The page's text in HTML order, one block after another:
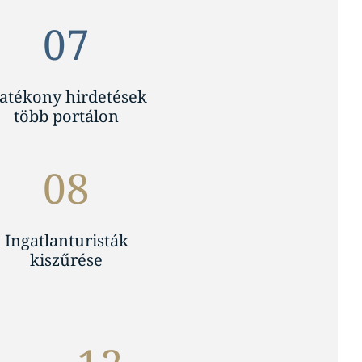
07
hirdetések
több portálon
08
Ingatlanturisták
kiszűrése